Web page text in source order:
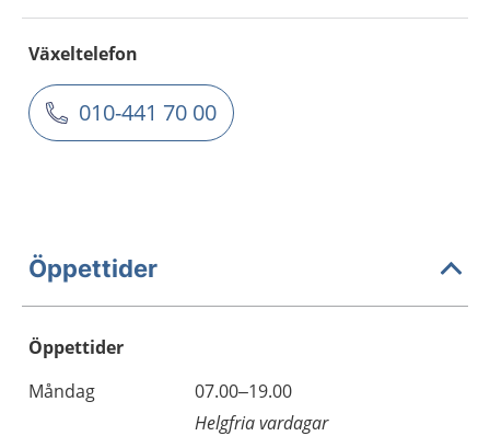
Växeltelefon
010-441 70 00
Öppettider
Öppettider
Dag
Öppettider
Kommentarer
Måndag
07.00–19.00
Helgfria vardagar